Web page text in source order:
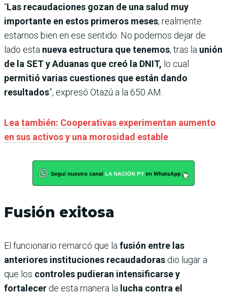
“Las recaudaciones gozan de una salud muy
importante en estos primeros meses, realmente
estamos bien en ese sentido. No podemos dejar de
lado esta nueva estructura que tenemos, tras la unión
de la SET y Aduanas que creó la DNIT, lo cual
permitió varias cuestiones que están dando
resultados”, expresó Otazú a la 650 AM.
Lea también: Cooperativas experimentan aumento
en sus activos y una morosidad estable
Fusión exitosa
El funcionario remarcó que la fusión entre las
anteriores instituciones recaudadoras dio lugar a
que los controles pudieran intensificarse y
fortalecer de esta manera la lucha contra el